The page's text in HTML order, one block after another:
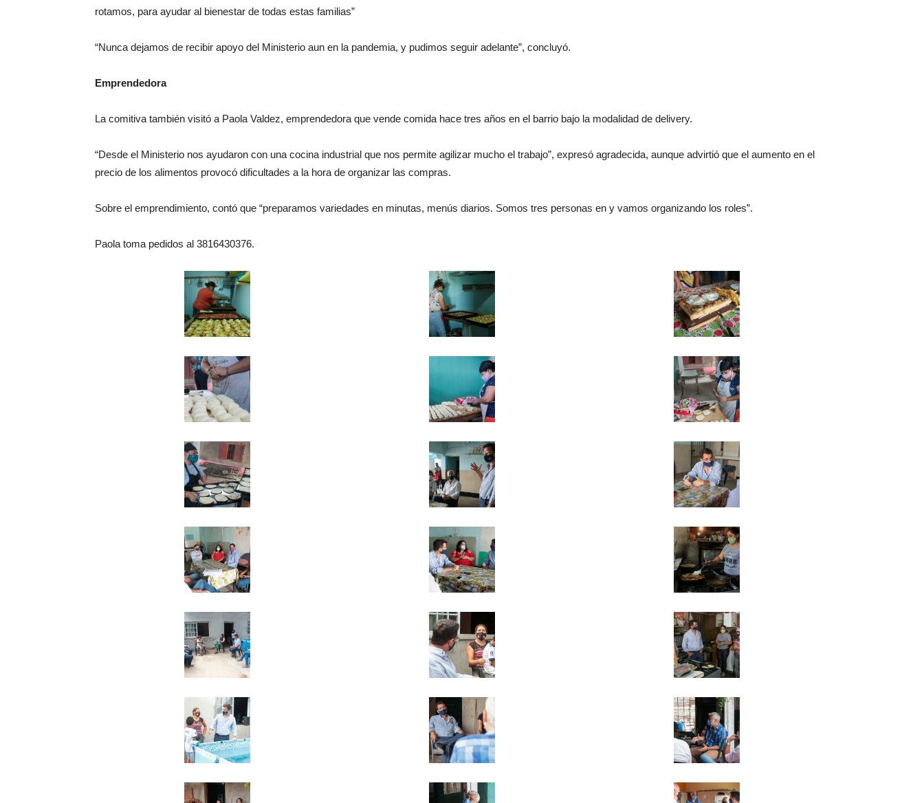
rotamos, para ayudar al bienestar de todas estas familias”
“Nunca dejamos de recibir apoyo del Ministerio aun en la pandemia, y pudimos seguir adelante”, concluyó.
Emprendedora
La comitiva también visitó a Paola Valdez, emprendedora que vende comida hace tres años en el barrio bajo la modalidad de delivery.
“Desde el Ministerio nos ayudaron con una cocina industrial que nos permite agilizar mucho el trabajo”, expresó agradecida, aunque advirtió que el aumento en el
precio de los alimentos provocó dificultades a la hora de organizar las compras.
Sobre el emprendimiento, contó que “preparamos variedades en minutas, menús diarios. Somos tres personas en y vamos organizando los roles”.
Paola toma pedidos al 3816430376.